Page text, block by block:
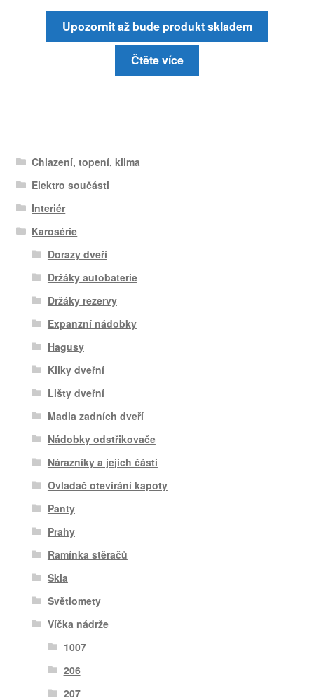
Upozornit až bude produkt skladem
Čtěte více
Chlazení, topení, klima
Elektro součásti
Interiér
Karosérie
Dorazy dveří
Držáky autobaterie
Držáky rezervy
Expanzní nádobky
Hagusy
Kliky dveřní
Lišty dveřní
Madla zadních dveří
Nádobky odstřikovače
Nárazníky a jejich části
Ovladač otevírání kapoty
Panty
Prahy
Ramínka stěračů
Skla
Světlomety
Víčka nádrže
1007
206
207